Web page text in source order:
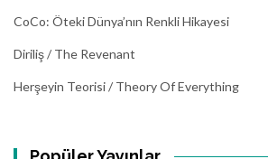
CoCo: Öteki Dünya’nın Renkli Hikayesi
Diriliş / The Revenant
Herşeyin Teorisi / Theory Of Everything